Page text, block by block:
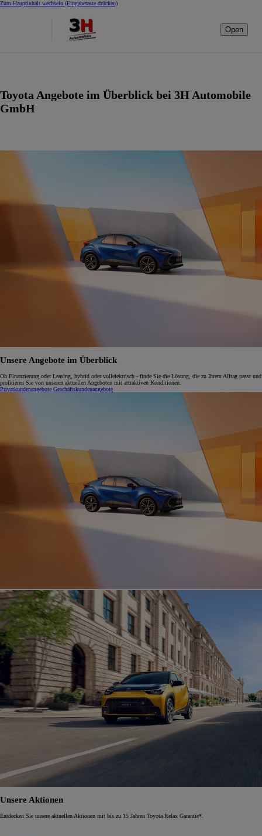
Zum Hauptinhalt wechseln (Eingabetaste drücken)
Open
Toyota Angebote im Überblick bei 3H Automobile
GmbH
Unsere Angebote im Überblick
Ob Finanzierung oder Leasing, hybrid oder vollelektrisch - finde Sie die Lösung, die zu Ihrem Alltag passt und
profitieren Sie von unseren aktuellen Angeboten mit attraktiven Konditionen.
Privatkundenangebote Geschäftskundenangebote
Unsere Aktionen
Entdecken Sie unsere aktuellen Aktionen mit bis zu 15 Jahren Toyota Relax Garantie*.